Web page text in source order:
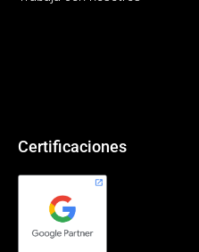
Certificaciones